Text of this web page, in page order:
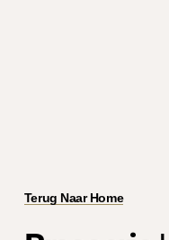
Terug Naar Home